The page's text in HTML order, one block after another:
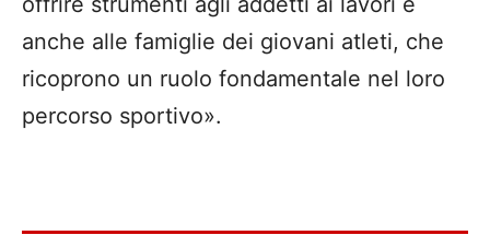
anche alle famiglie dei giovani atleti, che
ricoprono un ruolo fondamentale nel loro
percorso sportivo».